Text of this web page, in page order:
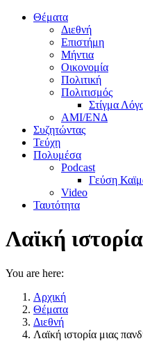
Θέματα
Διεθνή
Επιστήμη
Μήντια
Οικονομία
Πολιτική
Πολιτισμός
Στίγμα
AMI/ΕΝΔ
Συζητώντας
Τεύχη
Πολυμέσα
Podcast
Γεύση
Video
Ταυτότητα
Λαϊκή
You are here:
Αρχική
Θέματα
Διεθνή
Λαϊκή ιστορία μιας